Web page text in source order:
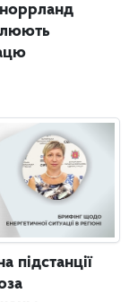
підстанції